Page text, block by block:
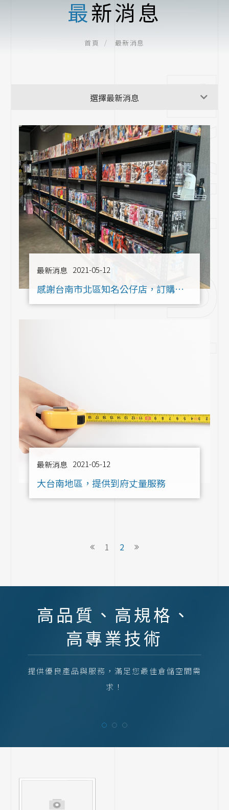
最新消息
首頁 最新消息
選擇最新消息
最新消息 2021-05-12
感謝台南市北區知名公仔店，訂購角
鋼層架30座
最新消息 2021-05-12
大台南地區，提供到府丈量服務
1 2
高品質、高規格、
高專業技術
提供優良產品與服務，滿足您最佳倉儲空間需
求！